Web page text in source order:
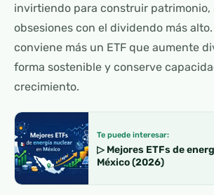
invirtiendo para construir patrimonio,
obsesiones con el dividendo más
conviene más un ETF que aumente
forma sostenible y conserve
crecimiento.
Te puede interesar:
▷ Mejores ETFs de
México (2026)